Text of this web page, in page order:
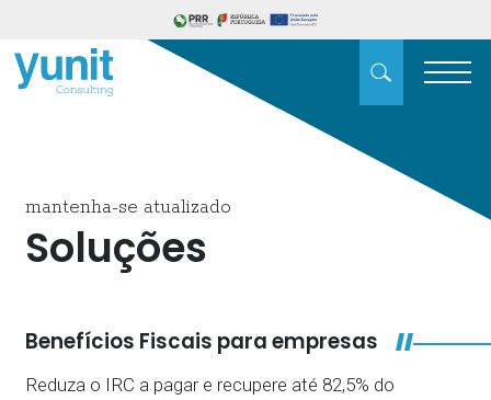
mantenha-se atualizado
Soluções
Benefícios Fiscais para empresas
Reduza o IRC a pagar e recupere até 82,5% do